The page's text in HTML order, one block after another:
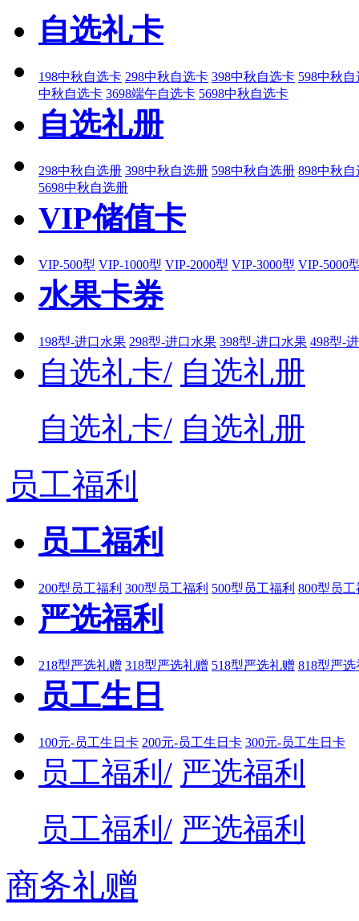
自选礼卡
198中秋自选卡 298中秋自选卡 398中秋自选卡 598中秋
中秋自选卡 3698端午自选卡 5698中秋自选卡
自选礼册
298中秋自选册 398中秋自选册 598中秋自选册 898中秋自
5698中秋自选册
VIP储值卡
VIP-500型 VIP-1000型 VIP-2000型 VIP-3000型 VIP-5000
水果卡券
198型-进口水果 298型-进口水果 398型-进口水果 498型-
自选礼卡/ 自选礼册
自选礼卡/ 自选礼册
员工福利
员工福利
200型员工福利 300型员工福利 500型员工福利 800型员工
严选福利
218型严选礼赠 318型严选礼赠 518型严选礼赠 818型严选
员工生日
100元-员工生日卡 200元-员工生日卡 300元-员工生日卡
员工福利/ 严选福利
员工福利/ 严选福利
商务礼赠